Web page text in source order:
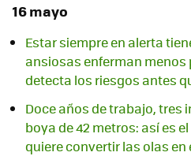
16 mayo
Estar siempre en alerta
ansiosas enferman menos
detecta los riesgos antes
Doce años de trabajo, tres
boya de 42 metros: así es
quiere convertir las olas